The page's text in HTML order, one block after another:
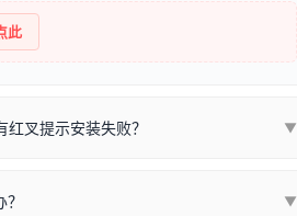
此
叉提示安装失败？ ▼
位数，并只安装与系统相匹配的那一部
▼